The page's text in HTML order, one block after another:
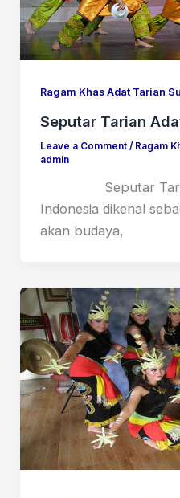
Ragam Khas Adat Tarian
Seputar Tarian
Leave a Comment / Ragam
admin
Seputar Tarian
Indonesia dikenal
akan budaya,